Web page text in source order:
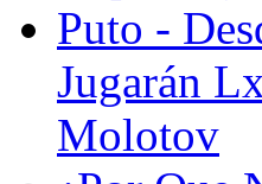
Puto -
Jugarán
Molotov